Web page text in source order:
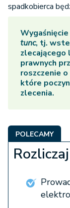
spadkobierca
tunc, tj.
zlecającego
prawnych
roszczenie
które
zlecenia.
POLECAMY